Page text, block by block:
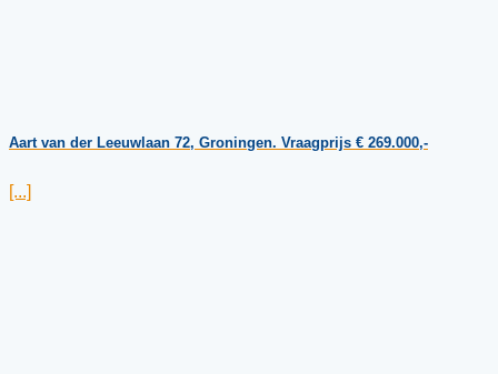
Aart van der Leeuwlaan 72, Groningen. Vraagprijs € 269.000,-
[...]